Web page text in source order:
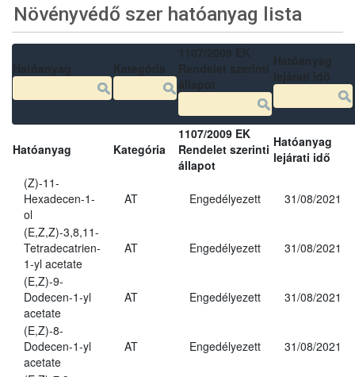
Növényvédő szer hatóanyag lista
Hatóanyag Kategória
1107/2009 EK
Rendelet szerinti
állapot
Hatóanyag
lejárati idő
(Z)-11-
Hexadecen-1-
ol
AT Engedélyezett 31/08/2021
(E,Z,Z)-3,8,11-
Tetradecatrien-
1-yl acetate
AT Engedélyezett 31/08/2021
(E,Z)-9-
Dodecen-1-yl
acetate
AT Engedélyezett 31/08/2021
(E,Z)-8-
Dodecen-1-yl
acetate
AT Engedélyezett 31/08/2021